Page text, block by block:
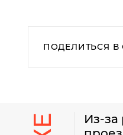
ПОДЕЛИТЬСЯ В
Из-за